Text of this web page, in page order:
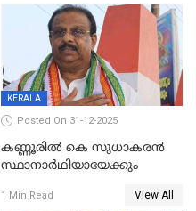
KERALA
Posted On 31-12-2025
കണ്ണൂരിൽ കെ സുധാകരൻ
സ്ഥാനാർഥിയായേക്കും
1 Min Read View All